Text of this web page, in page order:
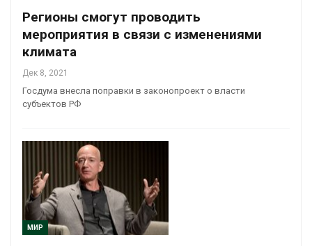
Регионы смогут проводить
мероприятия в связи с изменениями
климата
Дек 8, 2021
Госдума внесла поправки в законопроект о власти
субъектов РФ
МИР